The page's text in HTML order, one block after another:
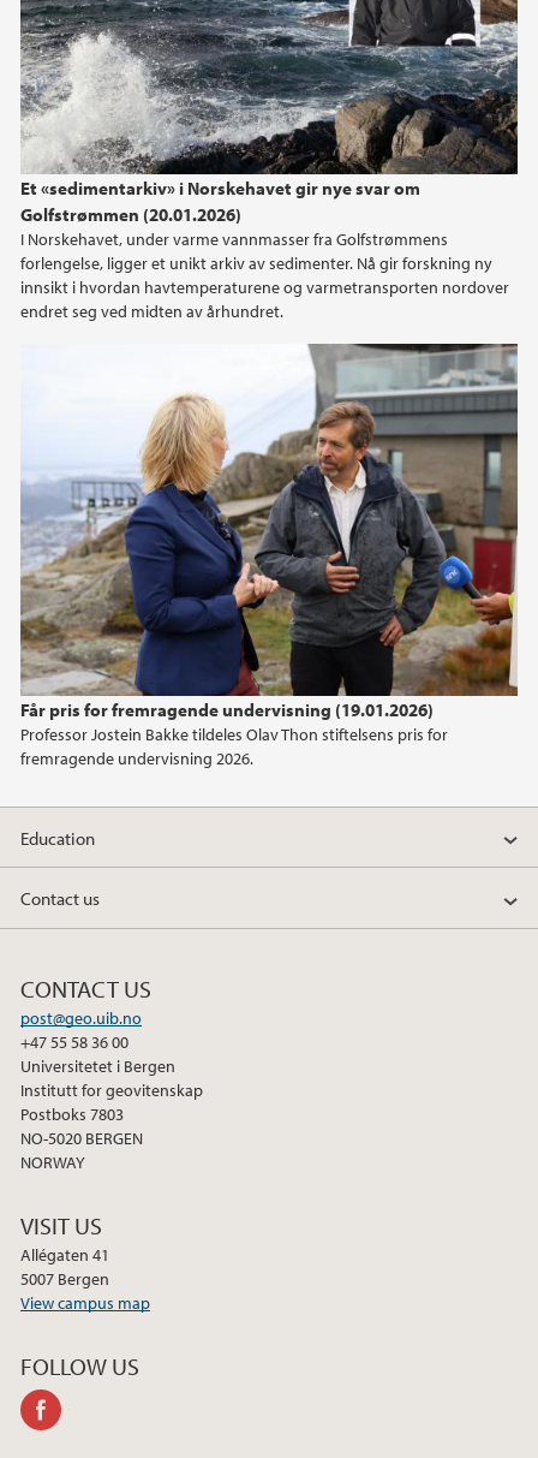
Et «sedimentarkiv» i Norskehavet gir nye svar om
Golfstrømmen (20.01.2026)
I Norskehavet, under varme vannmasser fra Golfstrømmens
forlengelse, ligger et unikt arkiv av sedimenter. Nå gir forskning ny
innsikt i hvordan havtemperaturene og varmetransporten nordover
endret seg ved midten av århundret.
Får pris for fremragende undervisning (19.01.2026)
Professor Jostein Bakke tildeles Olav Thon stiftelsens pris for
fremragende undervisning 2026.
2024
2023
2022
2020
2017
2016
2015
2014
2013
2012
Education
Contact us
CONTACT US
post@geo.uib.no
+47 55 58 36 00
Universitetet i Bergen
Institutt for geovitenskap
Postboks 7803
NO-5020 BERGEN
NORWAY
VISIT US
Allégaten 41
5007 Bergen
View campus map
FOLLOW US